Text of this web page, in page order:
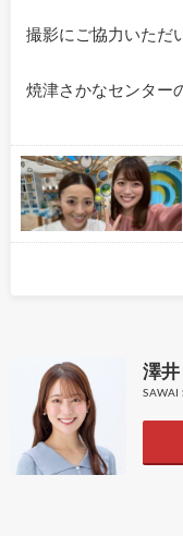
撮影にご協力いただ
焼津さかなセンター
澤
SAWAI